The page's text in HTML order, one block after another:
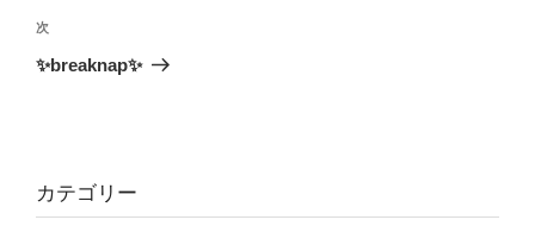
ビ
ゲ
ン
投
稿
次
の
次
✨breaknap✨
カテゴリー